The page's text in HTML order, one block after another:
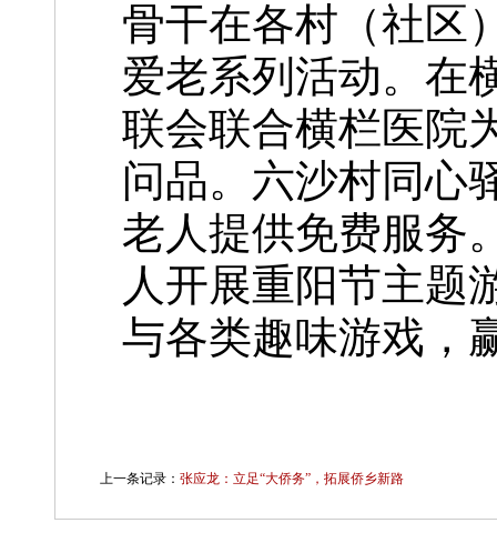
骨干在各村（社区
爱老系列活动。在
联会联合横栏医院
问品。六沙村同心
老人提供免费服务
人开展重阳节主题
与各类趣味游戏，
上一条记录： 张应龙：立足“大侨务”，拓展侨乡新路